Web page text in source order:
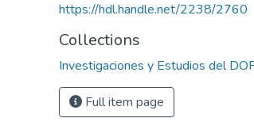
https://hdl.handle.net/2238/2760
Collections
Investigaciones y Estudios del
Full item page